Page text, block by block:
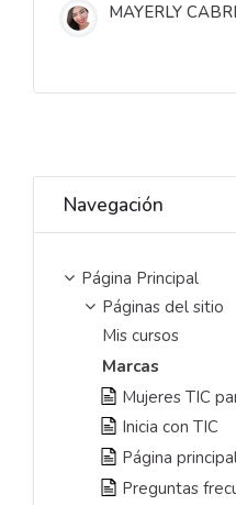
MAYERLY
Navegación
Página Principal
Páginas del sitio
Mis cursos
Marcas
Mujeres TIC
Inicia con TIC
Página
Preguntas